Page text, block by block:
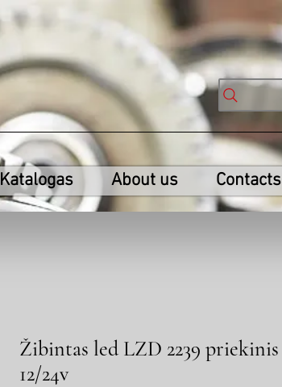
Katalogas About us Contacts
Žibintas led LZD 2239 priekinis
12/24v